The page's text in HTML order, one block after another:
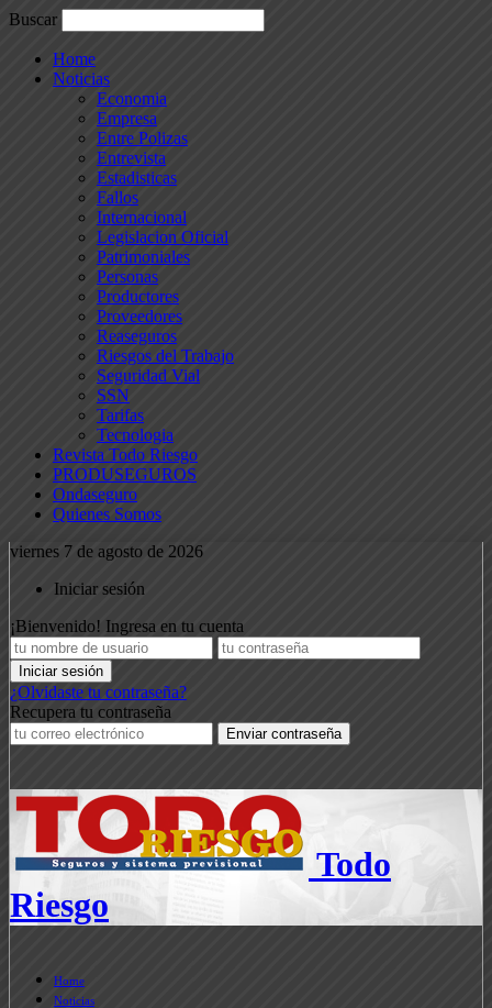
Buscar
Home
Noticias
Economia
Empresa
Entre Polizas
Entrevista
Estadisticas
Fallos
Internacional
Legislacion Oficial
Patrimoniales
Personas
Productores
Proveedores
Reaseguros
Riesgos del Trabajo
Seguridad Vial
SSN
Tarifas
Tecnologia
Revista Todo Riesgo
PRODUSEGUROS
Ondaseguro
Quienes Somos
viernes 7 de agosto de 2026
Iniciar sesión
¡Bienvenido! Ingresa en tu cuenta
¿Olvidaste tu contraseña?
Recupera tu contraseña
Todo
Riesgo
Home
Noticias